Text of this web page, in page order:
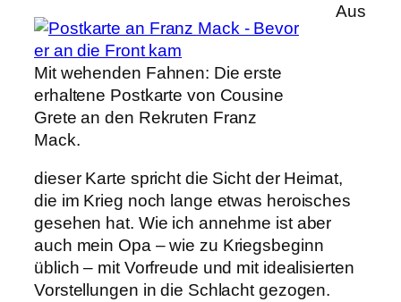
Mit wehenden Fahnen: Die erste
erhaltene Postkarte von Cousine
Grete an den Rekruten Franz
Mack.
Aus
dieser Karte spricht die Sicht der Heimat,
die im Krieg noch lange etwas heroisches
gesehen hat. Wie ich annehme ist aber
auch mein Opa – wie zu Kriegsbeginn
üblich – mit Vorfreude und mit idealisierten
Vorstellungen in die Schlacht gezogen.